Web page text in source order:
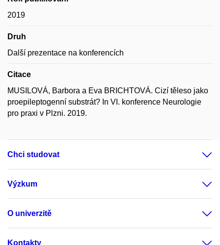
2019
Druh
Další prezentace na konferencích
Citace
MUSILOVÁ, Barbora a Eva BRICHTOVÁ. Cizí těleso jako
proepileptogenní substrát? In VI. konference Neurologie
pro praxi v Plzni. 2019.
Chci studovat
Výzkum
O univerzitě
Kontakty